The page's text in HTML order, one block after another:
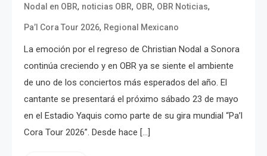
Nodal en OBR, noticias OBR, OBR, OBR Noticias,
Pa’l Cora Tour 2026, Regional Mexicano
La emoción por el regreso de Christian Nodal a Sonora
continúa creciendo y en OBR ya se siente el ambiente
de uno de los conciertos más esperados del año. El
cantante se presentará el próximo sábado 23 de mayo
en el Estadio Yaquis como parte de su gira mundial “Pa’l
Cora Tour 2026”. Desde hace […]